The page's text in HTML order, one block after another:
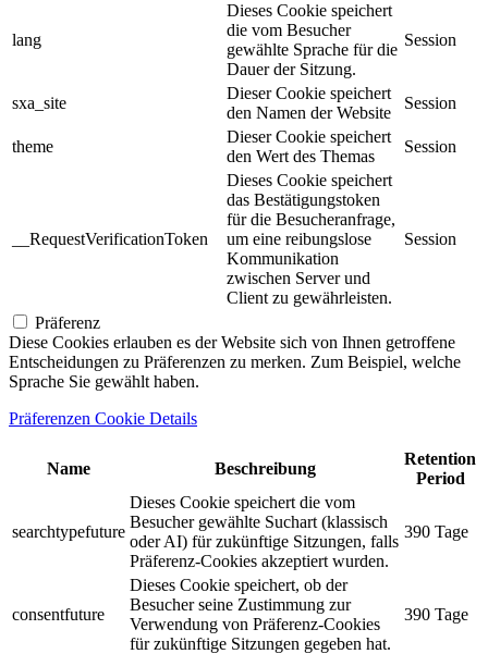
lang
Dieses Cookie speichert
die vom Besucher
gewählte Sprache für die
Dauer der Sitzung.
Session
sxa_site
Dieser Cookie speichert
den Namen der Website
Session
theme
Dieser Cookie speichert
den Wert des Themas
Session
__RequestVerificationToken
Dieses Cookie speichert
das Bestätigungstoken
für die Besucheranfrage,
um eine reibungslose
Kommunikation
zwischen Server und
Client zu gewährleisten.
Session
Präferenz
Diese Cookies erlauben es der Website sich von Ihnen getroffene
Entscheidungen zu Präferenzen zu merken. Zum Beispiel, welche
Sprache Sie gewählt haben.
Präferenzen Cookie Details
Name Beschreibung
Retention
Period
searchtypefuture
Dieses Cookie speichert die vom
Besucher gewählte Suchart (klassisch
oder AI) für zukünftige Sitzungen, falls
Präferenz-Cookies akzeptiert wurden.
390 Tage
consentfuture
Dieses Cookie speichert, ob der
Besucher seine Zustimmung zur
Verwendung von Präferenz-Cookies
für zukünftige Sitzungen gegeben hat.
390 Tage